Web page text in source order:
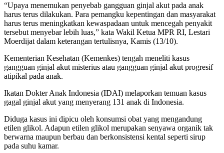
“Upaya menemukan penyebab gangguan ginjal akut pada anak
harus terus dilakukan. Para pemangku kepentingan dan masyarakat
harus terus meningkatkan kewaspadaan untuk mencegah penyakit
tersebut menyebar lebih luas,” kata Wakil Ketua MPR RI, Lestari
Moerdijat dalam keterangan tertulisnya, Kamis (13/10).
Kementerian Kesehatan (Kemenkes) tengah meneliti kasus
gangguan ginjal akut misterius atau gangguan ginjal akut progresif
atipikal pada anak.
Ikatan Dokter Anak Indonesia (IDAI) melaporkan temuan kasus
gagal ginjal akut yang menyerang 131 anak di Indonesia.
Diduga kasus ini dipicu oleh konsumsi obat yang mengandung
etilen glikol. Adapun etilen glikol merupakan senyawa organik tak
berwarna maupun berbau dan berkonsistensi kental seperti sirup
pada suhu kamar.